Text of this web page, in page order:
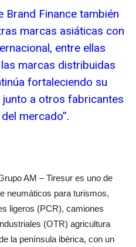
Brand Finance también
marcas asiáticas con
entre ellas
marcas distribuidas
fortaleciendo su
a otros fabricantes
mercado”.
AM – Tiresur es uno de
neumáticos para turismos,
ligeros (PCR), camiones
(OTR) agricultura
la península ibérica, con un